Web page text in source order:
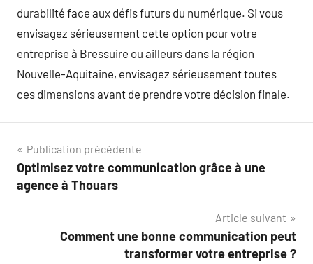
durabilité face aux défis futurs du numérique. Si vous
envisagez sérieusement cette option pour votre
entreprise à Bressuire ou ailleurs dans la région
Nouvelle-Aquitaine, envisagez sérieusement toutes
ces dimensions avant de prendre votre décision finale.
Navigation
de
Publication précédente
Optimisez votre communication grâce à une
agence à Thouars
Article suivant
Comment une bonne communication peut
transformer votre entreprise ?